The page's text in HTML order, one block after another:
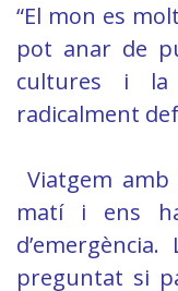
“El mon es
pot anar de
cultures i la
radicalment
Viatgem amb
matí i ens
preguntat si